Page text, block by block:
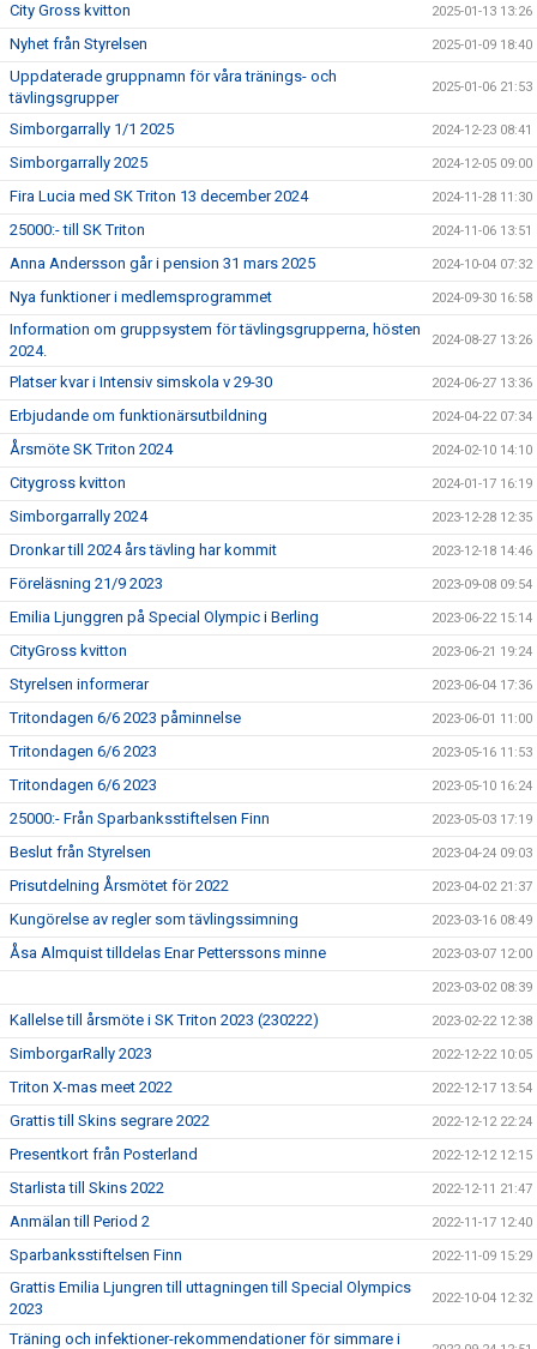
City Gross kvitton 2025-01-13 13:26
Nyhet från Styrelsen 2025-01-09 18:40
Uppdaterade gruppnamn för våra tränings- och
tävlingsgrupper
2025-01-06 21:53
Simborgarrally 1/1 2025 2024-12-23 08:41
Simborgarrally 2025 2024-12-05 09:00
Fira Lucia med SK Triton 13 december 2024 2024-11-28 11:30
25000:- till SK Triton 2024-11-06 13:51
Anna Andersson går i pension 31 mars 2025 2024-10-04 07:32
Nya funktioner i medlemsprogrammet 2024-09-30 16:58
Information om gruppsystem för tävlingsgrupperna, hösten
2024.
2024-08-27 13:26
Platser kvar i Intensiv simskola v 29-30 2024-06-27 13:36
Erbjudande om funktionärsutbildning 2024-04-22 07:34
Årsmöte SK Triton 2024 2024-02-10 14:10
Citygross kvitton 2024-01-17 16:19
Simborgarrally 2024 2023-12-28 12:35
Dronkar till 2024 års tävling har kommit 2023-12-18 14:46
Föreläsning 21/9 2023 2023-09-08 09:54
Emilia Ljunggren på Special Olympic i Berling 2023-06-22 15:14
CityGross kvitton 2023-06-21 19:24
Styrelsen informerar 2023-06-04 17:36
Tritondagen 6/6 2023 påminnelse 2023-06-01 11:00
Tritondagen 6/6 2023 2023-05-16 11:53
Tritondagen 6/6 2023 2023-05-10 16:24
25000:- Från Sparbanksstiftelsen Finn 2023-05-03 17:19
Beslut från Styrelsen 2023-04-24 09:03
Prisutdelning Årsmötet för 2022 2023-04-02 21:37
Kungörelse av regler som tävlingssimning 2023-03-16 08:49
Åsa Almquist tilldelas Enar Petterssons minne 2023-03-07 12:00
2023-03-02 08:39
Kallelse till årsmöte i SK Triton 2023 (230222) 2023-02-22 12:38
SimborgarRally 2023 2022-12-22 10:05
Triton X-mas meet 2022 2022-12-17 13:54
Grattis till Skins segrare 2022 2022-12-12 22:24
Presentkort från Posterland 2022-12-12 12:15
Starlista till Skins 2022 2022-12-11 21:47
Anmälan till Period 2 2022-11-17 12:40
Sparbanksstiftelsen Finn 2022-11-09 15:29
Grattis Emilia Ljungren till uttagningen till Special Olympics
2023
2022-10-04 12:32
Träning och infektioner-rekommendationer för simmare i